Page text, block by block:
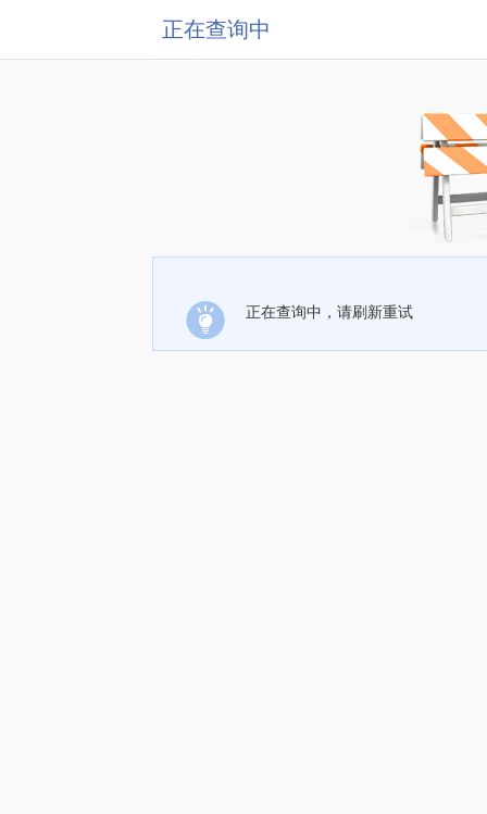
正在查询中
正在查询中，请刷新重试